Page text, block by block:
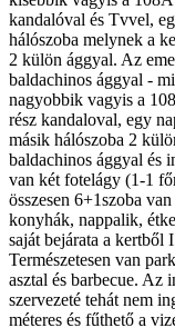
kandalóval és Tvvel,
hálószoba melynek a
2 külön ággyal. Az
baldachinos ággyal -
nagyobbik vagyis a
rész kandaloval, egy
másik hálószoba 2
baldachinos ággyal és
van két fotelágy (1-1
összesen 6+1szoba
konyhák, nappalik,
saját bejárata a kertből
Természetesen van
asztal és barbecue. Az
szervezeté tehát nem
méteres és fűthető a